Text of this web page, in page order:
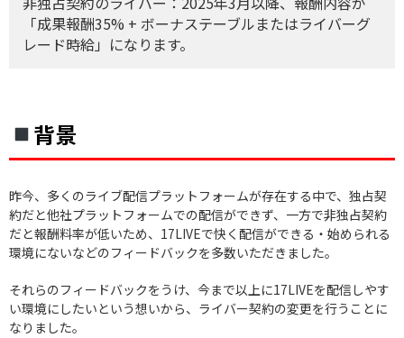
「成果報酬35% + ボーナステーブルまたはライバーグ
レード時給」になります。
背景
昨今、多くのライブ配信プラットフォームが存在する中で、独占契
約だと他社プラットフォームでの配信ができず、一方で非独占契約
だと報酬料率が低いため、17LIVEで快く配信ができる・始められる
環境にないなどのフィードバックを多数いただきました。
それらのフィードバックをうけ、今まで以上に17LIVEを配信しやす
い環境にしたいという想いから、ライバー契約の変更を行うことに
なりました。